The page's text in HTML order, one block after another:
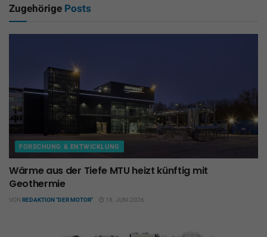
Zugehörige Posts
FORSCHUNG & ENTWICKLUNG
Wärme aus der Tiefe MTU heizt künftig mit
Geothermie
VON REDAKTION "DER MOTOR" 18. JUNI 2026